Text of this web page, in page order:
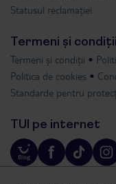
Statusul reclamației
Termeni și condiții
Termeni și condiții
Politica de cookies
Standarde pentru
TUI pe internet